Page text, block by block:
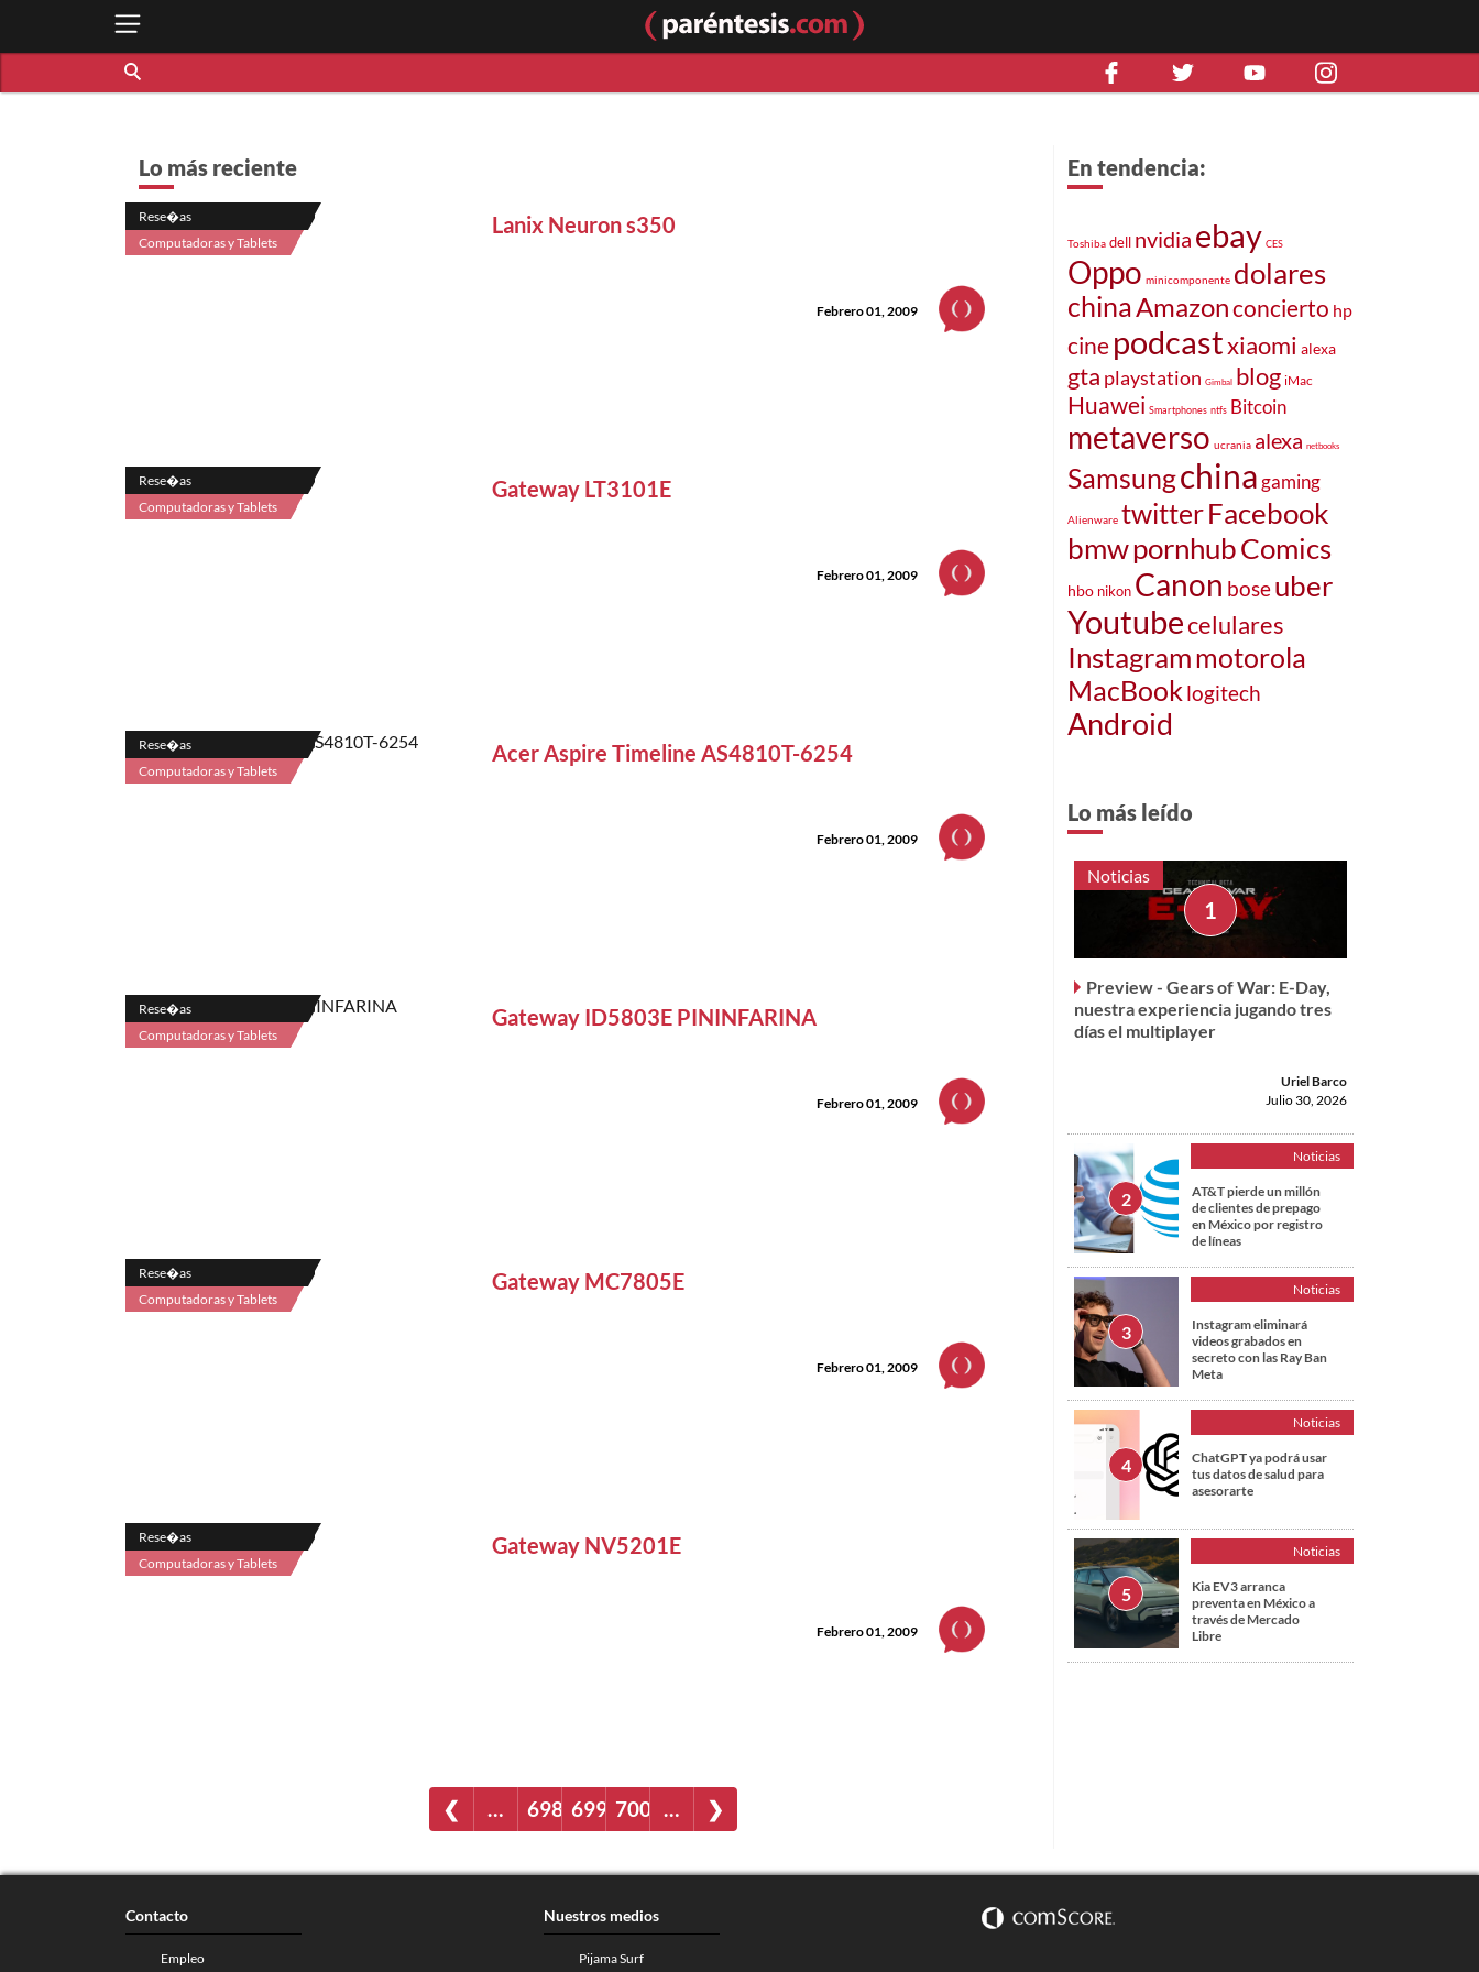
Lo más reciente
Rese�as
Computadoras y Tablets
Lanix Neuron s350
Febrero 01, 2009
Rese�as
Computadoras y Tablets
Gateway LT3101E
Febrero 01, 2009
Rese�as
Computadoras y Tablets
Acer Aspire Timeline AS4810T-6254
Febrero 01, 2009
Rese�as
Computadoras y Tablets
Gateway ID5803E PININFARINA
Febrero 01, 2009
Rese�as
Computadoras y Tablets
Gateway MC7805E
Febrero 01, 2009
Rese�as
Computadoras y Tablets
Gateway NV5201E
Febrero 01, 2009
❮ … 698 699 700 … ❯
En tendencia:
Toshiba dell nvidia ebay CES
Oppo minicomponente dolares
chinaAmazonconcierto hp
cinepodcastxiaomi alexa
gta playstation Gimbal blog iMac
Huawei Smartphones ntfs Bitcoin
metaverso ucrania alexa netbooks
Samsungchina gaming
Alienware twitterFacebook
bmwpornhubComics
hbo nikon Canon boseuber
Youtubecelulares
Instagrammotorola
MacBook logitech
Android
Lo más leído
Noticias
Preview - Gears of War: E-Day,
nuestra experiencia jugando tres
días el multiplayer
Uriel Barco
Julio 30, 2026
Noticias
AT&T pierde un millón
de clientes de prepago
en México por registro
de líneas
Noticias
Instagram eliminará
videos grabados en
secreto con las Ray Ban
Meta
Noticias
ChatGPT ya podrá usar
tus datos de salud para
asesorarte
Noticias
Kia EV3 arranca
preventa en México a
través de Mercado
Libre
Contacto
Empleo
Nuestros medios
Pijama Surf